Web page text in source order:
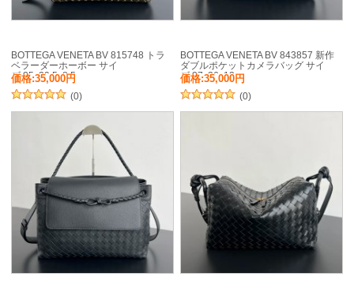
BOTTEGA VENETA BV 815748 トラ
ベラーダーホーボー サイ
ズ:35x29.5x8.5cm
価格:35,000円
(0)
BOTTEGA VENETA BV 843857 新作
ダブルポケットカメラバッグ サイ
ズ:37x26x13cm
価格:35,000円
(0)